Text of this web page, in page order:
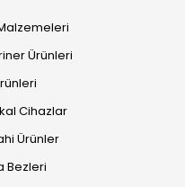
Ürünleri
Cihazlar
Ürünler
Bezleri